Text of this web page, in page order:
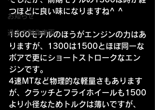
お知らせ
過去の制作車両
つほどに良い味になりますね^ ^
1500モデルのほうがエンジンの力はあ
りますが、1300は1500とほぼ同一な
ボアで更にショートストロークなエン
ジンです。
4速MTなど物理的な軽量さもあります
が、クラッチとフライホイールも1500
より小径なためトルクは薄いですが、